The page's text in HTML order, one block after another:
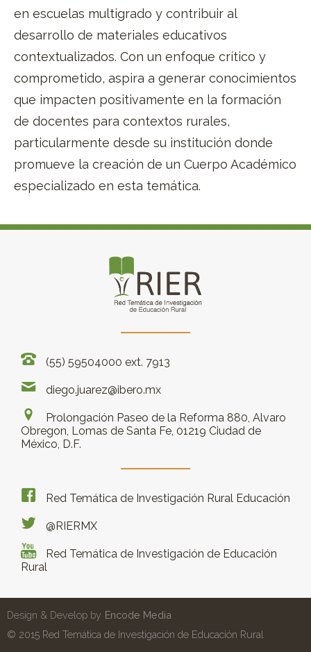
en escuelas multigrado y contribuir al
desarrollo de materiales educativos
contextualizados. Con un enfoque crítico y
comprometido, aspira a generar conocimientos
que impacten positivamente en la formación
de docentes para contextos rurales,
particularmente desde su institución donde
promueve la creación de un Cuerpo Académico
especializado en esta temática.
(55) 59504000 ext. 7913
diego.juarez@ibero.mx
Prolongación Paseo de la Reforma 880, Alvaro
Obregon, Lomas de Santa Fe, 01219 Ciudad de
México, D.F.
Red Temática de Investigación Rural Educación
@RIERMX
Red Temática de Investigación de Educación
Rural
Design & Develop by Encode Media
© 2015 Red Temática de Investigación de Educación Rural